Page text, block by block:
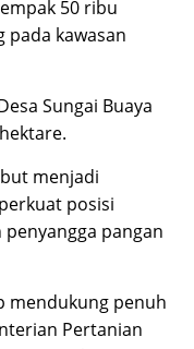
50 ribu
pada kawasan
Sungai Buaya
menjadi
posisi
pangan
mendukung penuh
Pertanian